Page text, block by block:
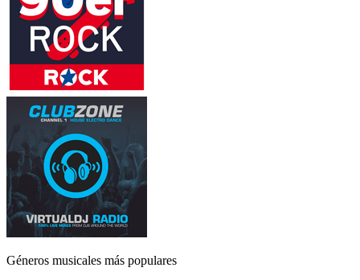
Géneros musicales más populares